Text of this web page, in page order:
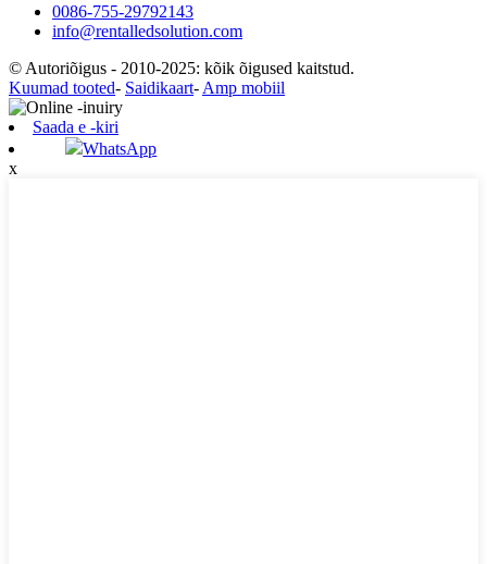
0086-755-29792143
info@rentalledsolution.com
© Autoriõigus - 2010-2025: kõik õigused kaitstud.
Kuumad tooted- Saidikaart- Amp mobiil
Saada e -kiri
WhatsApp
x